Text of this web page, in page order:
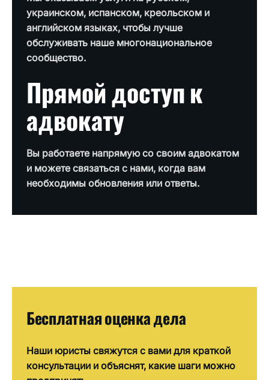
украинском, испанском, креольском и
английском языках, чтобы лучше
обслуживать наше многонациональное
сообщество.
Прямой доступ к
адвокату
Вы работаете напрямую со своим адвокатом
и можете связаться с нами, когда вам
необходимы обновления или ответы.
Бесплатная оценка дела
Наши юристы свяжутся с вами для краткой
консультации и объяснят, какие шаги можно